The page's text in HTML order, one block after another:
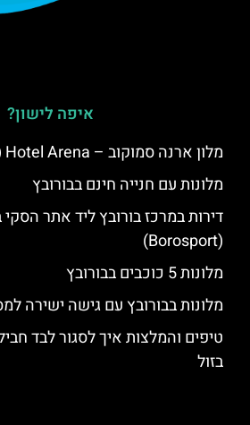
איפה לישון?
מלון ארנה סמוקוב – Hotel Arena (ליד בורובץ)
מלונות עם חנייה חינם בבורובץ
דירות במרכז בורובץ ליד אתר הסקי
(Borosport)
מלונות 5 כוכבים בבורובץ
מלונות בבורובץ עם גישה ישירה
טיפים והמלצות איך לסגור לבד
בזול